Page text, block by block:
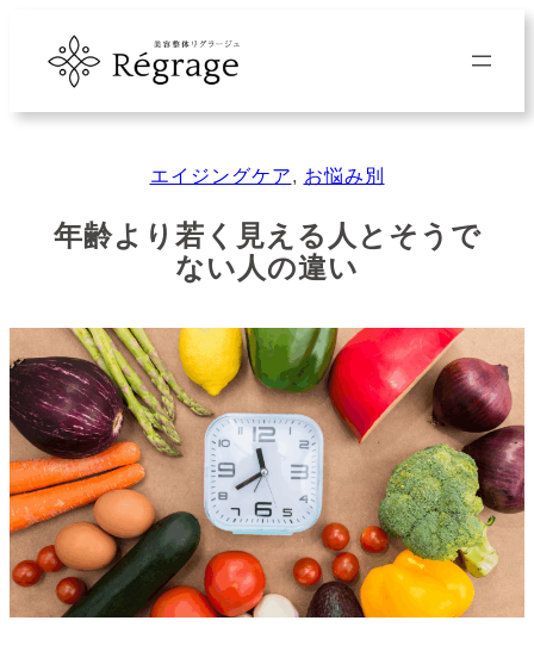
ス
エイジングケア, お悩み別
年齢より若く見える人とそうで
ない人の違い